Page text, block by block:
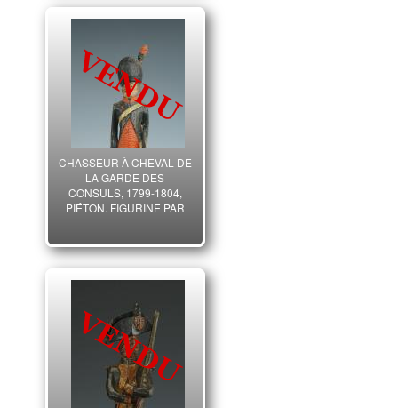
CHASSEUR À CHEVAL DE
LA GARDE DES
CONSULS, 1799-1804,
PIÉTON, FIGURINE PAR